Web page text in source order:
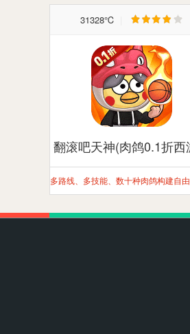
31328℃
翻滚吧天神(肉鸽0.1折西
防)